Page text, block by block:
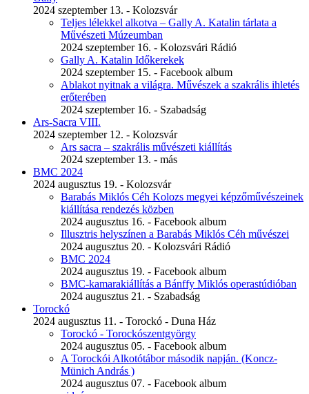
2024 szeptember 13. - Kolozsvár
Teljes lélekkel alkotva – Gally A. Katalin tárlata a
Művészeti Múzeumban
2024 szeptember 16. - Kolozsvári Rádió
Gally A. Katalin Időkerekek
2024 szeptember 15. - Facebook album
Ablakot nyitnak a világra. Művészek a szakrális ihletés
erőterében
2024 szeptember 16. - Szabadság
Ars-Sacra VIII.
2024 szeptember 12. - Kolozsvár
Ars sacra – szakrális művészeti kiállítás
2024 szeptember 13. - más
BMC 2024
2024 augusztus 19. - Kolozsvár
Barabás Miklós Céh Kolozs megyei képzőművészeinek
kiállítása rendezés közben
2024 augusztus 16. - Facebook album
Illusztris helyszínen a Barabás Miklós Céh művészei
2024 augusztus 20. - Kolozsvári Rádió
BMC 2024
2024 augusztus 19. - Facebook album
BMC-kamarakiállítás a Bánffy Miklós operastúdióban
2024 augusztus 21. - Szabadság
Torockó
2024 augusztus 11. - Torockó - Duna Ház
Torockó - Torockószentgyörgy
2024 augusztus 05. - Facebook album
A Torockói Alkotótábor második napján. (Koncz-
Münich András )
2024 augusztus 07. - Facebook album